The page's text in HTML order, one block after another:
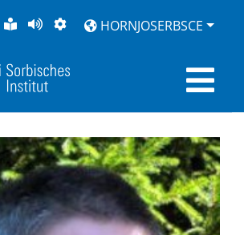
PYTANJE
LOCHKA
RĚČ
STRONU
PŘEDČITAĆ
ZWOBRAZNJENJE
HORNJOSERBSCE